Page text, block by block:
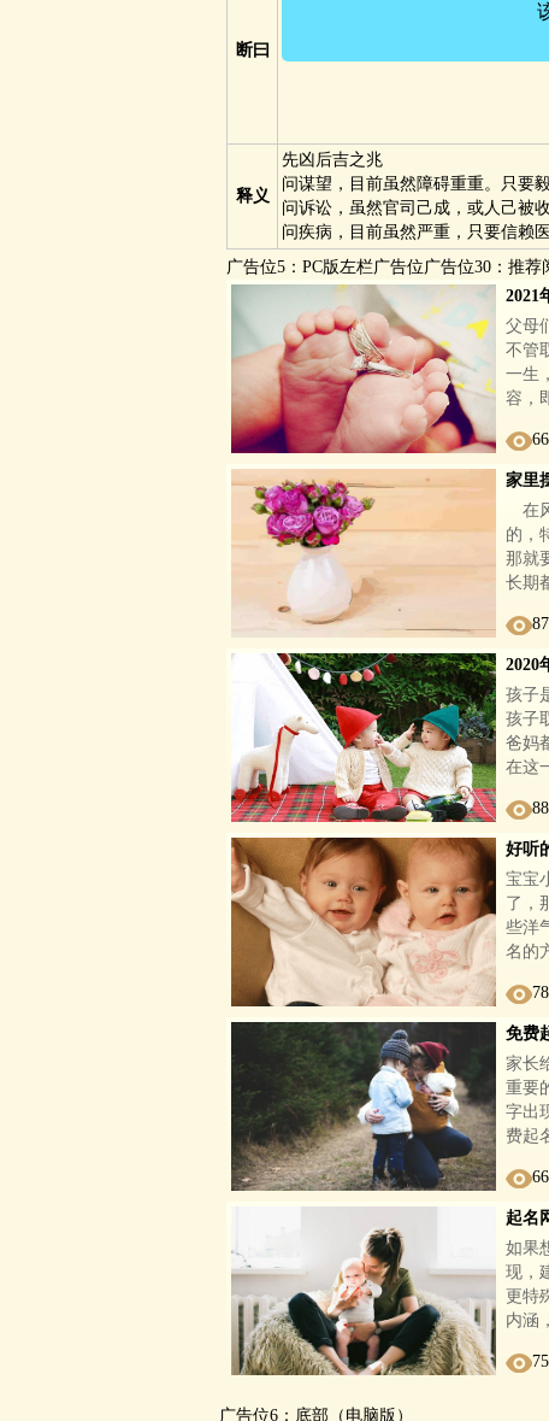
断曰
Vip
释义
先凶后吉之兆
问谋望，目前虽然障碍重重。只要
问诉讼，虽然官司己成，或人己被
问疾病，目前虽然严重，只要信赖
广告位5：PC版左栏广告位广告位30：推荐
2021
父母
不管
一生
容，
家里
在
的，
那就
长期
2020
孩子
孩子
爸妈
在这
好听
宝宝
了，
些洋
名的
免费
家长
重要
字出
费起
起名
如果
现，
更特
内涵
广告位6：底部（电脑版）